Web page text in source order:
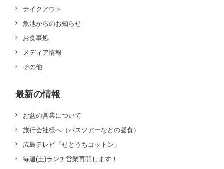
テイクアウト
魚池からのお知らせ
お食事処
メディア情報
その他
最新の情報
お盆の営業について
旅行会社様へ（バスツアーなどの昼食）
広島テレビ「せとうちコットン」
毎週(土)ランチ営業再開します！